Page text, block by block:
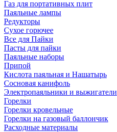
Газ для портативных плит
Паяльные лампы
Редукторы
Сухое горючее
Все для Пайки
Пасты для пайки
Паяльные наборы
Припой
Кислота паяльная и Нашатырь
Сосновая канифоль
Электропаяльники и выжигатели
Горелки
Горелки кровельные
Горелки на газовый баллончик
Расходные материалы